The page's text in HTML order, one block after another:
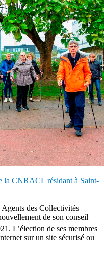
la CNRACL résidant à Saint-
Agents des Collectivités
de son conseil
L’élection de ses membres
sur un site sécurisé ou